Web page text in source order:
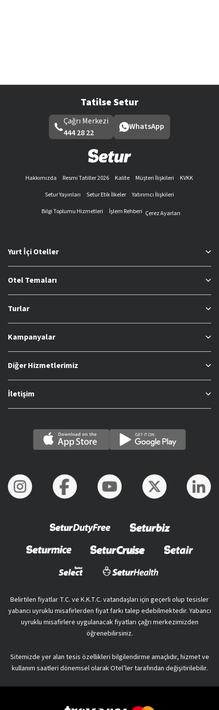
Tatilse Setur
Çağrı Merkezi
444 28 22
WhatsApp
Hakkımızda Resmi Tatiller 2026 Kalite Müşteri İlişkileri
KVKK
Setur Yayınları
Setur Etik İlkeler
Yatırımcı İlişkileri
Bilgi Toplumu Hizmetleri
İşlem Rehberi Çerez Ayarları
Yurt İçi Oteller
Otel Temaları
Turlar
Kampanyalar
Diğer Hizmetlerimiz
İletişim
Belirtilen fiyatlar T.C. ve K.K.T.C. vatandaşları için geçerli olup tesisler
yabancı uyruklu misafirlerden fiyat farkı talep edebilmektedir. Yabancı
uyruklu misafirlere uygulanacak fiyatları çağrı merkezimizden
öğrenebilirsiniz.
Sitemizde yer alan tesis özellikleri bilgilendirme amaçlıdır, hizmet ve
kullanım saatleri dönemsel olarak Otel’ler tarafından değişitirilebilir.